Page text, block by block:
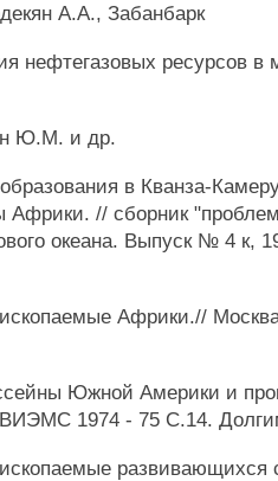
A.A., Забанбарк
нефтегазовых ресурсов в
Ю.М. и др.
в Кванза-
Африки. // сборник
океана. Выпуск № 4 к,
Африки.//
Южной Америки и
ВИЭМС 1974 - 75 С.14.
развивающихся